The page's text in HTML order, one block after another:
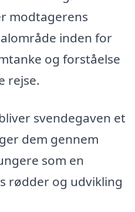
modtagerens
inden for
og forståelse
rejse.
svendegaven et
dem gennem
som en
rødder og udvikling